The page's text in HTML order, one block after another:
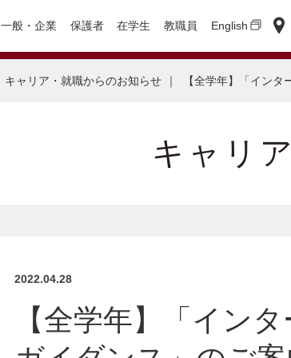
一般・企業 保護者 在学生 教職員 English
キャリア・就職からのお知らせ ｜ 【全学年】「イン
キャリ
2022.04.28
【全学年】「イン